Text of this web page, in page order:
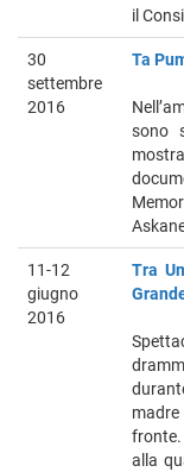
il
30
settembre
2016
Ta
sono
11-12
giugno
2016
Tra
fronte.
alla